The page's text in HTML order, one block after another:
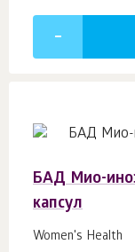
БАД Мио-
капсул
Women's Health